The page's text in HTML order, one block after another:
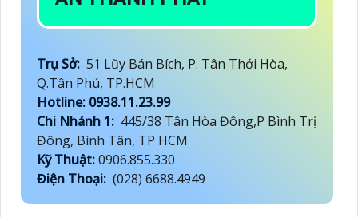
Nên Chọn Lắp Đặt Camera Khu Phố Full Color được
thiết kế bởi an thành phát với nhiều ưu điểm như
bên trong là Hình ảnh trung thực với FULL HD 1080P